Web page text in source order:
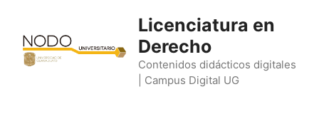
contenido
Licenciatura en
Derecho
Contenidos didácticos digitales
| Campus Digital UG